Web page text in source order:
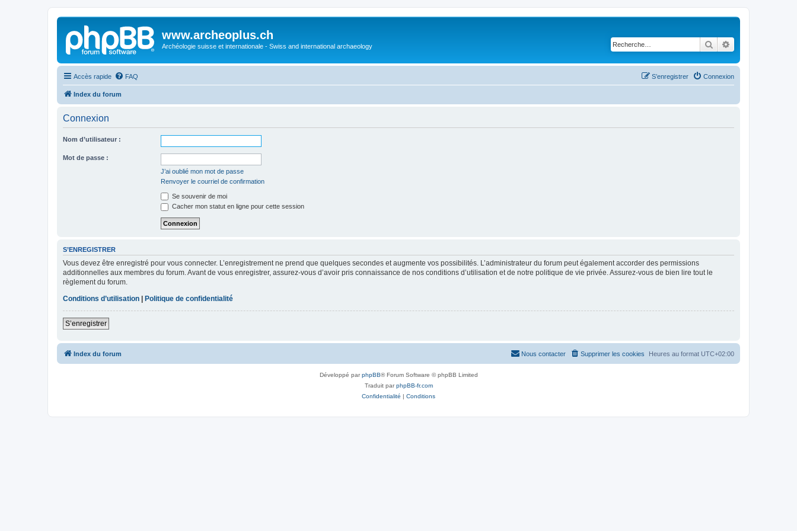
www.archeoplus.ch
Archéologie suisse et internationale - Swiss and international archaeology Rechercher
Accès rapide FAQ Connexion
S’enregistrer
Index du forum
Connexion
Nom d’utilisateur :
Mot de passe :
J’ai oublié mon mot de passe
Renvoyer le courriel de confirmation
Se souvenir de moi
Cacher mon statut en ligne pour cette session
S’ENREGISTRER
Vous devez être enregistré pour vous connecter. L’enregistrement ne prend que quelques secondes et augmente vos possibilités. L’administrateur du forum peut également accorder des permissions
additionnelles aux membres du forum. Avant de vous enregistrer, assurez-vous d’avoir pris connaissance de nos conditions d’utilisation et de notre politique de vie privée. Assurez-vous de bien lire tout le
règlement du forum.
Conditions d’utilisation
Politique de confidentialité
S’enregistrer
Index du forum Heures au format UTC+02:00
Supprimer les cookies
Nous contacter
Développé parphpBB® Forum Software © phpBB Limited
Traduit parphpBB-fr.com
Confidentialité | Conditions